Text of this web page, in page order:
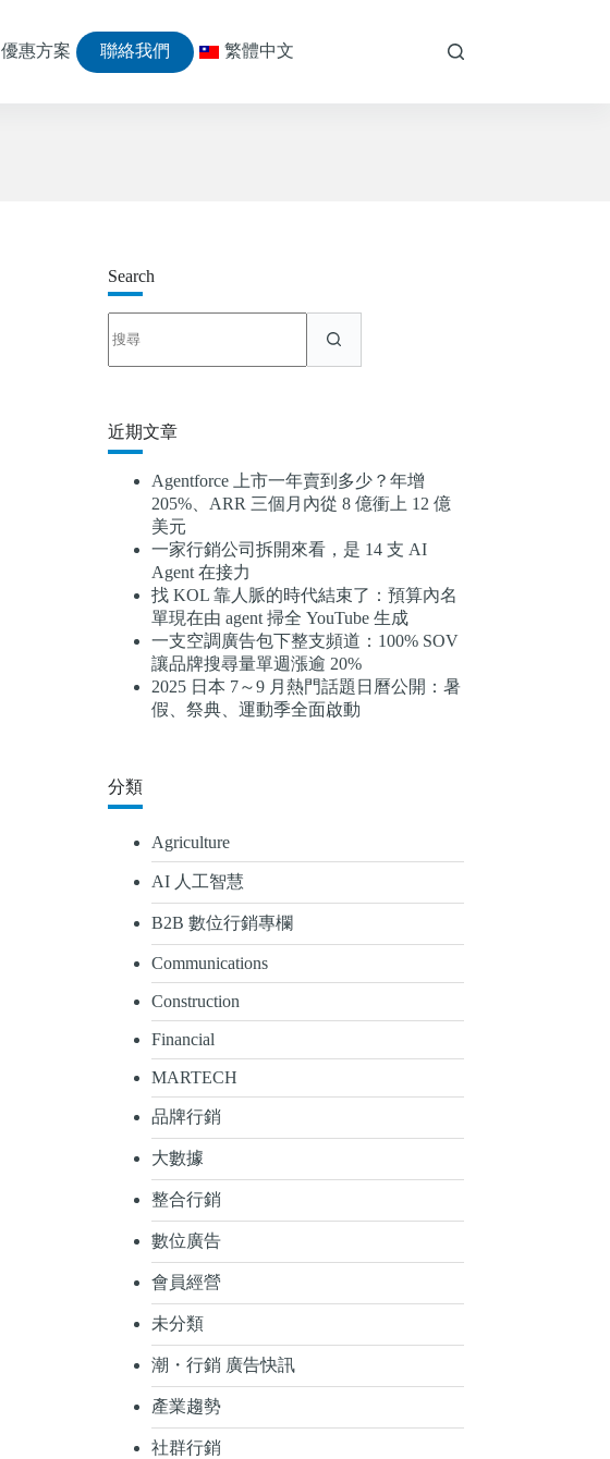
優惠方案 聯絡我們 繁體中文
Search
不
到
條
件
近期文章
Agentforce 上市一年賣到多少？年增
205%、ARR 三個月內從 8 億衝上 12 億
美元
一家行銷公司拆開來看，是 14 支 AI
Agent 在接力
找 KOL 靠人脈的時代結束了：預算內名
單現在由 agent 掃全 YouTube 生成
一支空調廣告包下整支頻道：100% SOV
讓品牌搜尋量單週漲逾 20%
2025 日本 7～9 月熱門話題日曆公開：暑
假、祭典、運動季全面啟動
分類
Agriculture
AI 人工智慧
B2B 數位行銷專欄
Communications
Construction
Financial
MARTECH
品牌行銷
大數據
整合行銷
數位廣告
會員經營
未分類
潮・行銷 廣告快訊
產業趨勢
社群行銷